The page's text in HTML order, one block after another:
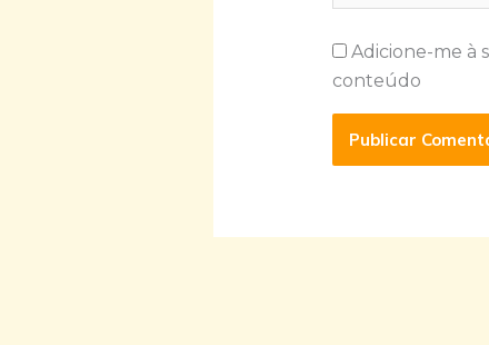
Adicione-me à
conteúdo